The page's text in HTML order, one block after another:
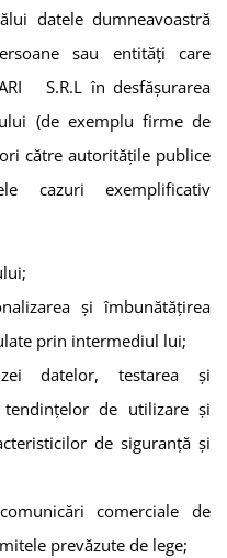
datele dumneavoastră
sau entități care
S.R.L în desfășurarea
(de exemplu firme de
către autoritățile publice
cazuri exemplificativ
și îmbunătățirea
prin intermediul lui;
datelor, testarea și
tendințelor de utilizare și
de siguranță și
comerciale de
prevăzute de lege;